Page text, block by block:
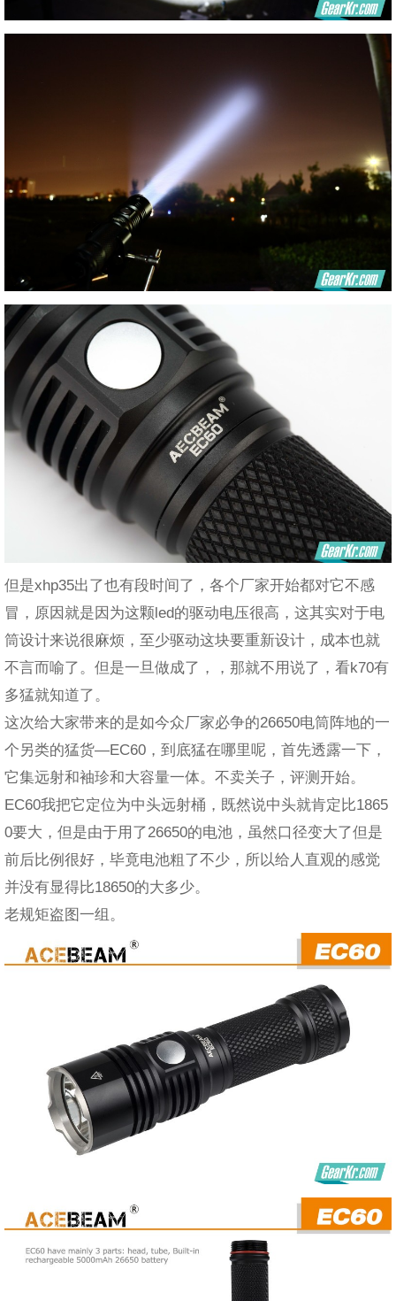
但是xhp35出了也有段时间了，各个厂家开始都对它不感
冒，原因就是因为这颗led的驱动电压很高，这其实对于电
筒设计来说很麻烦，至少驱动这块要重新设计，成本也就
不言而喻了。但是一旦做成了，，那就不用说了，看k70有
多猛就知道了。
这次给大家带来的是如今众厂家必争的26650电筒阵地的一
个另类的猛货—EC60，到底猛在哪里呢，首先透露一下，
它集远射和袖珍和大容量一体。不卖关子，评测开始。
EC60我把它定位为中头远射桶，既然说中头就肯定比1865
0要大，但是由于用了26650的电池，虽然口径变大了但是
前后比例很好，毕竟电池粗了不少，所以给人直观的感觉
并没有显得比18650的大多少。
老规矩盗图一组。